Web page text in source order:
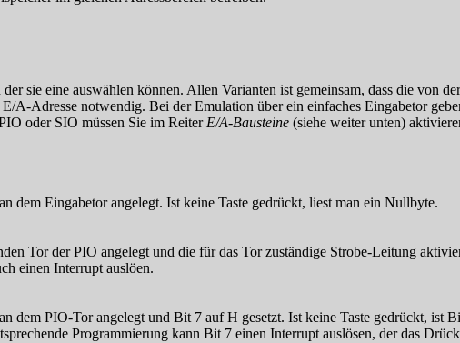
sie eine auswählen können. Allen Varianten ist gemeinsam, dass die von
A-Adresse notwendig. Bei der Emulation über ein einfaches Eingabetor
oder SIO müssen Sie im Reiter E/A-Bausteine (siehe weiter unten)
dem Eingabetor angelegt. Ist keine Taste gedrückt, liest man ein Nullbyte.
Tor der PIO angelegt und die für das Tor zuständige Strobe-Leitung
einen Interrupt auslöen.
dem PIO-Tor angelegt und Bit 7 auf H gesetzt. Ist keine Taste gedrückt, ist
Programmierung kann Bit 7 einen Interrupt auslösen, der das